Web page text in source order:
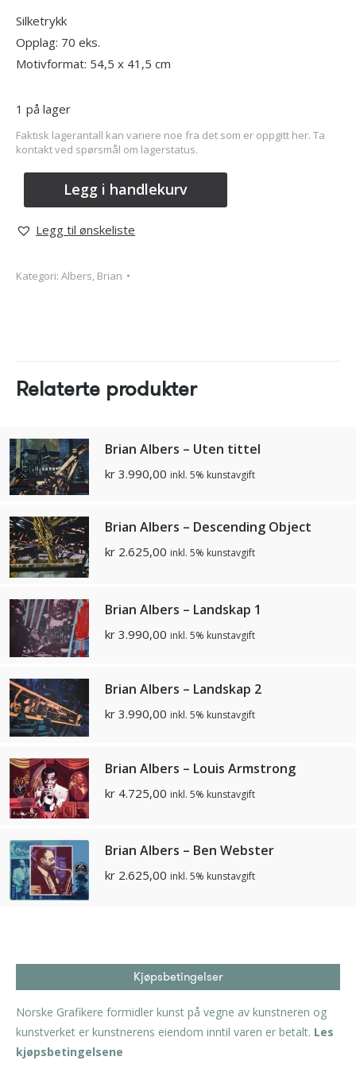
Silketrykk
Opplag: 70 eks.
Motivformat: 54,5 x 41,5 cm
1 på lager
Faktisk lagerantall kan variere noe fra det som er oppgitt her. Ta
kontakt ved spørsmål om lagerstatus.
Legg i handlekurv
Legg til ønskeliste
Kategori: Albers, Brian
Relaterte produkter
Brian Albers – Uten tittel
kr 3.990,00 inkl. 5% kunstavgift
Brian Albers – Descending Object
kr 2.625,00 inkl. 5% kunstavgift
Brian Albers – Landskap 1
kr 3.990,00 inkl. 5% kunstavgift
Brian Albers – Landskap 2
kr 3.990,00 inkl. 5% kunstavgift
Brian Albers – Louis Armstrong
kr 4.725,00 inkl. 5% kunstavgift
Brian Albers – Ben Webster
kr 2.625,00 inkl. 5% kunstavgift
Kjøpsbetingelser
Norske Grafikere formidler kunst på vegne av kunstneren og
kunstverket er kunstnerens eiendom inntil varen er betalt. Les
kjøpsbetingelsene